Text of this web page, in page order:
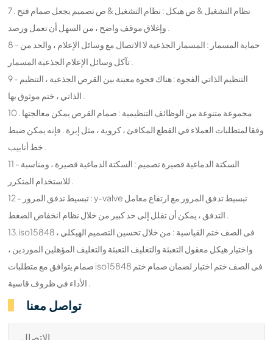
7 . نظام التشغيل & ص هيكل : نظام التشغيل & ص تصميم يجعل صمام فتح
وإغلاق موقف واضح ، من السهل أن تعمل ورصد .
8 - حماية المسمار : المسمار الجذعية لا الاتصال مع وسائل الإعلام ، والحد من
تآكل وسائل الإعلام الجذعية المسمار .
9 - التنظيم الذاتي الفجوة : هناك فجوة معينة بين القرص الجذعية ، التنظيم
الذاتي ، ختم موثوق بها .
10 . مجموعة متنوعة من الوظائف التنظيمية : صمام القرص يمكن معالجتها
وفقا لمتطلبات العملاء في القطع المكافئ ، كروية ، مثل إبرة . فإنه يمكن ضبط
خط أنابيب .
11 - السكتة الدماغية قصيرة تصميم : السكتة الدماغية قصيرة ، ومناسبة
للاستخدام المتكرر .
12 - تبسيط تدفق المرور : y-valve تبسيط تدفق المرور مع ارتفاع معامل
التدفق ، يمكن أن تقلل إلى حد كبير من خلال نظام انخفاض الضغط .
13.iso15848 فى الصف ختم القياسية : من خلال تحسين التصميم الهيكلي ،
واختيار هيكل معقول التعبئة والتغليف التعبئة والتغليف المؤهلين الموردين ،
صمام يتوافق مع متطلبات iso15848 فى الصف ختم اختبار لضمان صمام ختم
الأداء في ظروف قاسية .
تواصل معنا